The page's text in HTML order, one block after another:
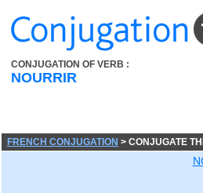
CONJUGATION OF VERB :
NOURRIR
FRENCH CONJUGATION > CONJUGATE